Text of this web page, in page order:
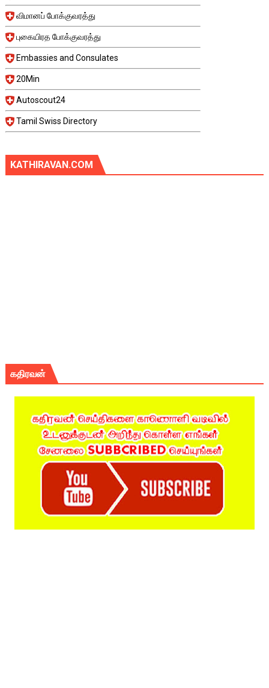
விமானப் போக்குவரத்து
புகையிரத போக்குவரத்து
Embassies and Consulates
20Min
Autoscout24
Tamil Swiss Directory
KATHIRAVAN.COM
கதிரவன்